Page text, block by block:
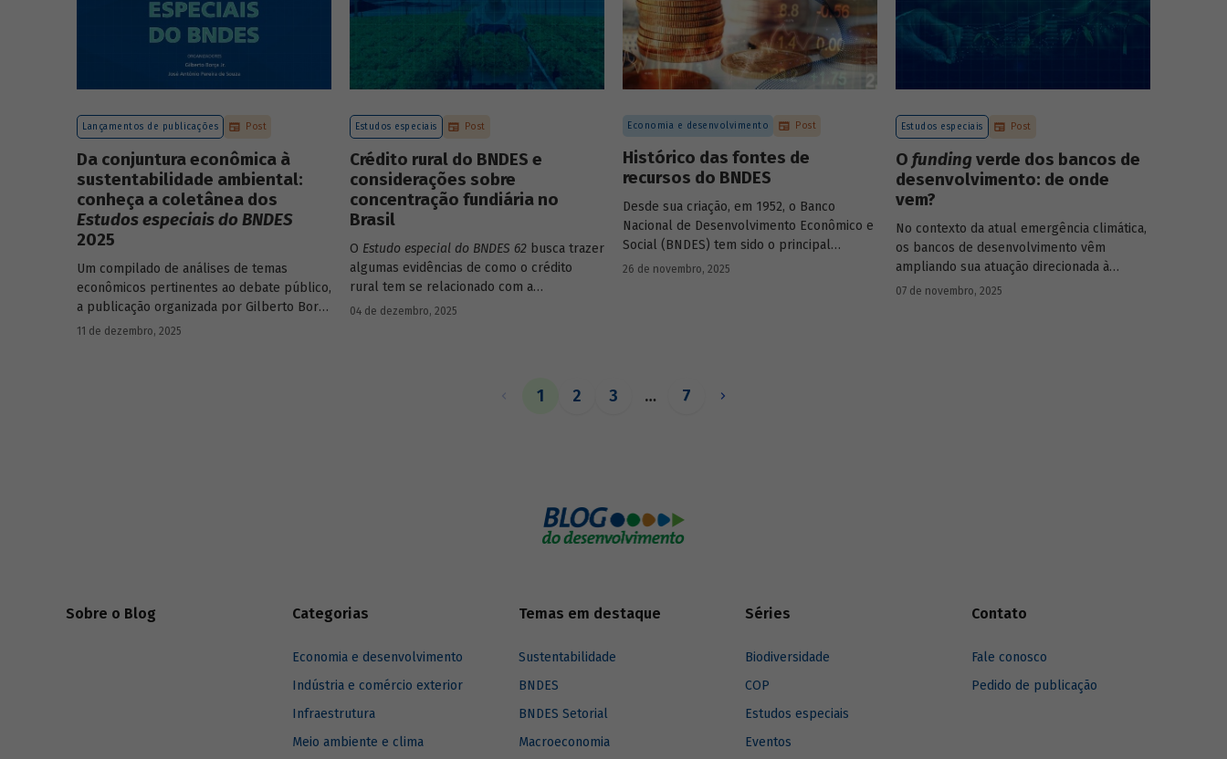
Lançamentos de publicações Post
Da conjuntura econômica à
sustentabilidade ambiental:
conheça a coletânea dos
Estudos especiais do BNDES
2025
Um compilado de análises de temas
econômicos pertinentes ao debate público,
a publicação organizada por Gilberto Borça
e José Antônio Pereira de Souza,
11 de dezembro, 2025
Estudos especiais Post
Crédito rural do BNDES e
considerações sobre
concentração fundiária no
Brasil
O Estudo especial do BNDES 62 busca trazer
algumas evidências de como o crédito
rural tem se relacionado com a
concentração de terras no país e qual o
04 de dezembro, 2025
Economia e desenvolvimento Post
Histórico das fontes de
recursos do BNDES
Desde sua criação, em 1952, o Banco
Nacional de Desenvolvimento Econômico e
Social (BNDES) tem sido o principal
financiador do desenvolvimento brasileiro,
26 de novembro, 2025
Estudos especiais Post
O funding verde dos bancos de
desenvolvimento: de onde
vem?
No contexto da atual emergência climática,
os bancos de desenvolvimento vêm
ampliando sua atuação direcionada à
descarbonização e preservação ambiental
07 de novembro, 2025
1 2 3 … 7
Sobre o Blog Categorias
Economia e desenvolvimento
Indústria e comércio exterior
Infraestrutura
Meio ambiente e clima
Temas em destaque
Sustentabilidade
BNDES
BNDES Setorial
Macroeconomia
Séries
Biodiversidade
COP
Estudos especiais
Eventos
Contato
Fale conosco
Pedido de publicação